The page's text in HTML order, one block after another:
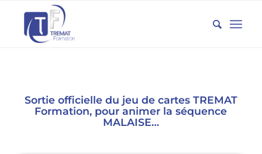
Sortie officielle du jeu de cartes TREMAT
Formation, pour animer la séquence
MALAISE…